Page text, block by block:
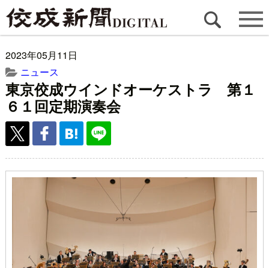
2023年05月11日
ニュース
東京佼成ウインドオーケストラ 第１
６１回定期演奏会